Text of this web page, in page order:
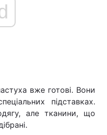
вже готові. Вони
підставках.
але тканини, що